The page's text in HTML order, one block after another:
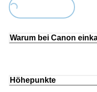
Loading...
Warum bei Canon
Höhepunkte